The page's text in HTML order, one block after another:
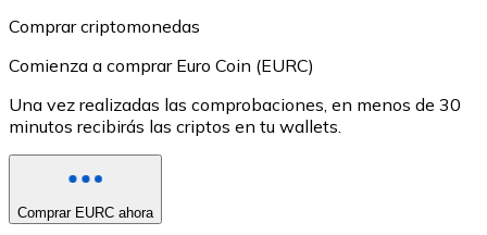
Comprar criptomonedas
Comienza a comprar Euro Coin (EURC)
Una vez realizadas las comprobaciones, en menos de 30
minutos recibirás las criptos en tu wallets.
Comprar EURC ahora